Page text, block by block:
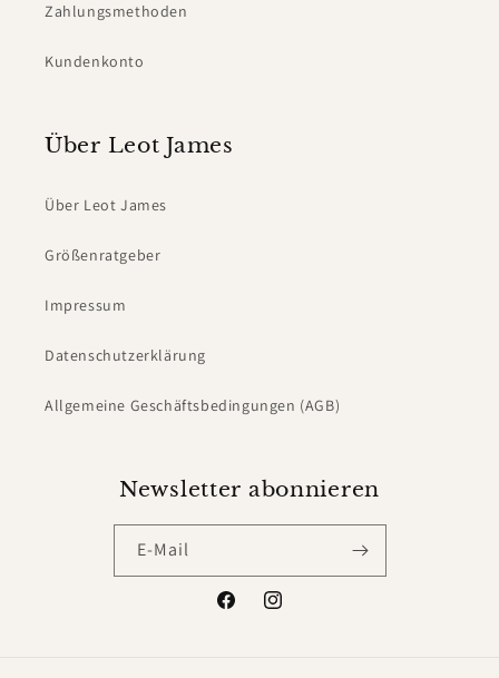
Zahlungsmethoden
Kundenkonto
Über Leot James
Über Leot James
Größenratgeber
Impressum
Datenschutzerklärung
Allgemeine Geschäftsbedingungen (AGB)
Newsletter abonnieren
E-Mail
FacebookInstagram